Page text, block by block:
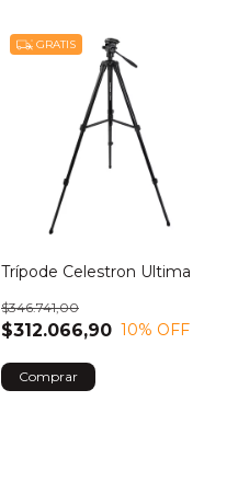
GRATIS
Trípode Celestron Ultima
$312.066,90
$346.741,00
10% OFF